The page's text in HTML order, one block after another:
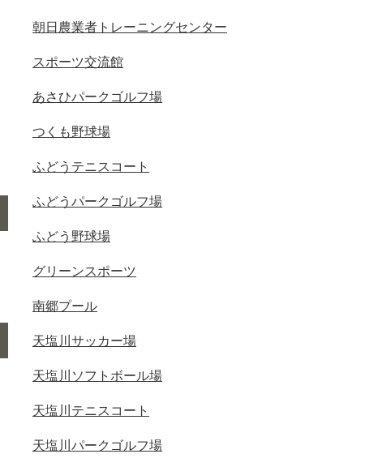
朝日農業者トレーニングセンター
スポーツ交流館
あさひパークゴルフ場
つくも野球場
ふどうテニスコート
ふどうパークゴルフ場
ふどう野球場
グリーンスポーツ
南郷プール
天塩川サッカー場
天塩川ソフトボール場
天塩川テニスコート
天塩川パークゴルフ場